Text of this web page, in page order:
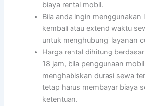
biaya rental mobil.
Bila anda ingin menggunakan
kembali atau extend waktu
untuk menghubungi layanan
Harga rental dihitung
18 jam, bila penggunaan
menghabiskan durasi sewa
tetap harus membayar biaya
ketentuan.